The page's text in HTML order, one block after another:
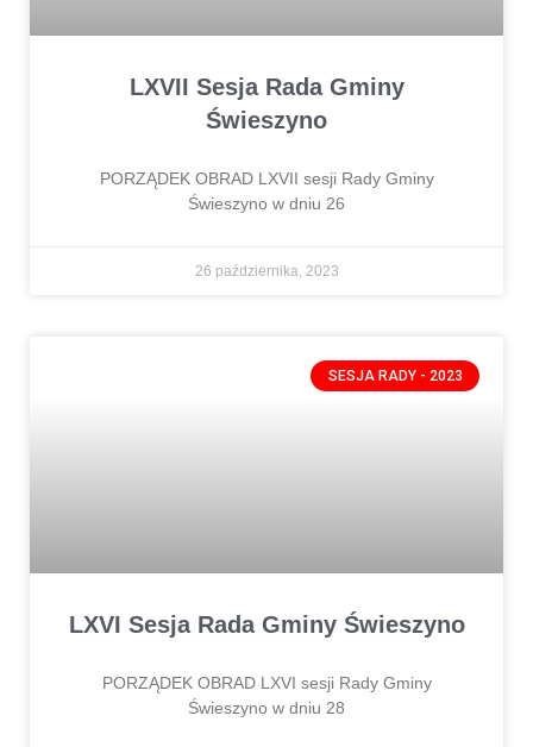
LXVII Sesja Rada Gminy
Świeszyno
PORZĄDEK OBRAD LXVII sesji Rady Gminy
Świeszyno w dniu 26
26 października, 2023
SESJA RADY - 2023
LXVI Sesja Rada Gminy Świeszyno
PORZĄDEK OBRAD LXVI sesji Rady Gminy
Świeszyno w dniu 28